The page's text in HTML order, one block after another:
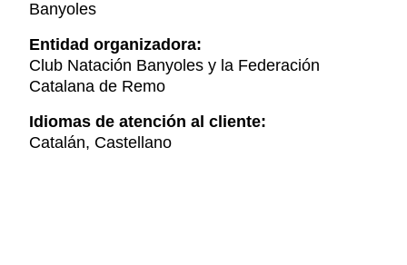
Banyoles
Entidad organizadora:
Club Natación Banyoles y la Federación
Catalana de Remo
Idiomas de atención al cliente:
Catalán, Castellano